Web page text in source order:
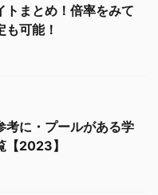
トまとめ！倍率をみて
可能！
考に・プールがある学
【2023】